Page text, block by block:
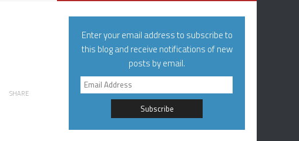
SHARE
Enter your email address to subscribe to
this blog and receive notifications of new
posts by email.
Email
Address